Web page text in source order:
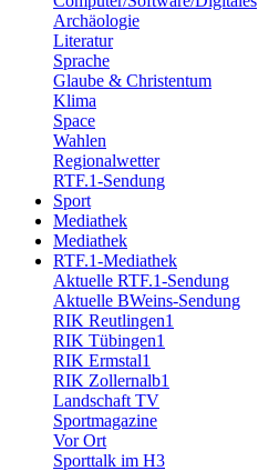
Archäologie
Literatur
Sprache
Glaube & Christentum
Klima
Space
Wahlen
Regionalwetter
RTF.1-Sendung
Sport
Mediathek
Mediathek
RTF.1-Mediathek
Aktuelle RTF.1-Sendung
Aktuelle BWeins-Sendung
RIK Reutlingen1
RIK Tübingen1
RIK Ermstal1
RIK Zollernalb1
Landschaft TV
Sportmagazine
Vor Ort
Sporttalk im H3